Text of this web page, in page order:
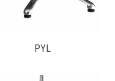
PYL